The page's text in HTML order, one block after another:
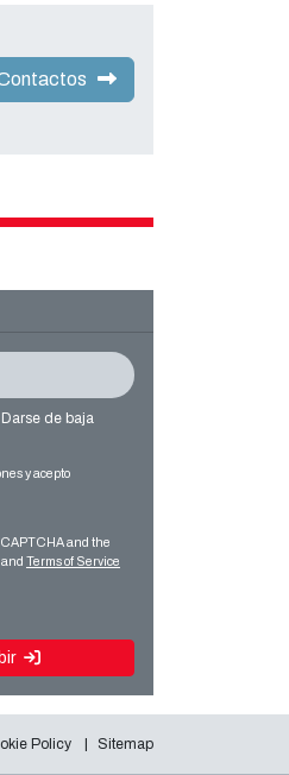
Darse de baja
y acepto
and the
and Terms of Service
Policy Sitemap